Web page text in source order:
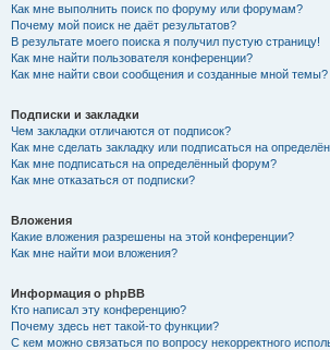
Как мне выполнить поиск по форуму или форумам?
Почему мой поиск не даёт результатов?
В результате моего поиска я получил пустую страницу!
Как мне найти пользователя конференции?
Как мне найти свои сообщения и созданные мной темы?
Подписки и закладки
Чем закладки отличаются от подписок?
Как мне сделать закладку или подписаться на
Как мне подписаться на определённый форум?
Как мне отказаться от подписки?
Вложения
Какие вложения разрешены на этой конференции?
Как мне найти мои вложения?
Информация о phpBB
Кто написал эту конференцию?
Почему здесь нет такой-то функции?
С кем можно связаться по вопросу некорректного